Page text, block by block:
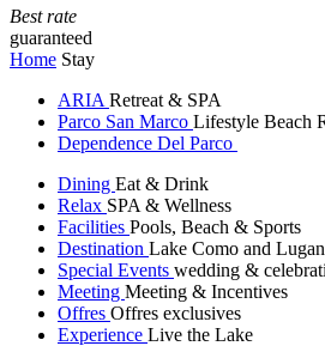
Best rate
guaranteed
Home Stay
ARIA Retreat & SPA
Parco San Marco Lifestyle Beach
Dependence Del Parco
Dining Eat & Drink
Relax SPA & Wellness
Facilities Pools, Beach & Sports
Destination Lake Como and
Special Events wedding &
Meeting Meeting & Incentives
Offres Offres exclusives
Experience Live the Lake